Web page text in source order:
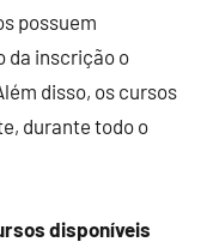
possuem
da inscrição o
disso, os cursos
durante todo o
disponíveis